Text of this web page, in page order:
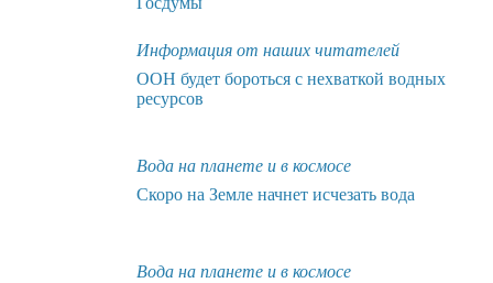
Информация от наших читателей
ООН будет бороться с нехваткой водных
ресурсов
Вода на планете и в космосе
Скоро на Земле начнет исчезать вода
Вода на планете и в космосе